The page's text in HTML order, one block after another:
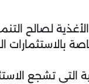
لصالح
بالاستثمارات
التي تشجع